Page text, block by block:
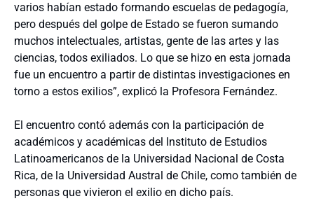
varios habían estado formando escuelas de pedagogía,
pero después del golpe de Estado se fueron sumando
muchos intelectuales, artistas, gente de las artes y las
ciencias, todos exiliados. Lo que se hizo en esta jornada
fue un encuentro a partir de distintas investigaciones en
torno a estos exilios”, explicó la Profesora Fernández.
El encuentro contó además con la participación de
académicos y académicas del Instituto de Estudios
Latinoamericanos de la Universidad Nacional de Costa
Rica, de la Universidad Austral de Chile, como también de
personas que vivieron el exilio en dicho país.